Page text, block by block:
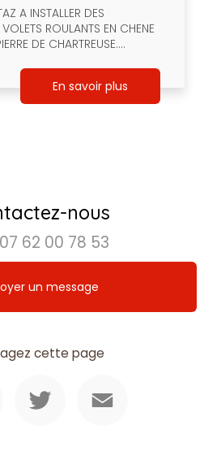
A INSTALLER DES
VOLETS ROULANTS EN CHENE
DE CHARTREUSE....
En savoir plus
nous
07 62 00 78 53
un message
cette page